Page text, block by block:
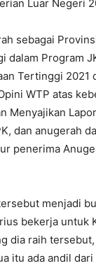
Luar Negeri
sebagai
dalam Program
Tertinggi 2021
WTP atas
Menyajikan
dan anugerah
penerima
menjadi
bekerja untuk
dia raih
itu ada andil